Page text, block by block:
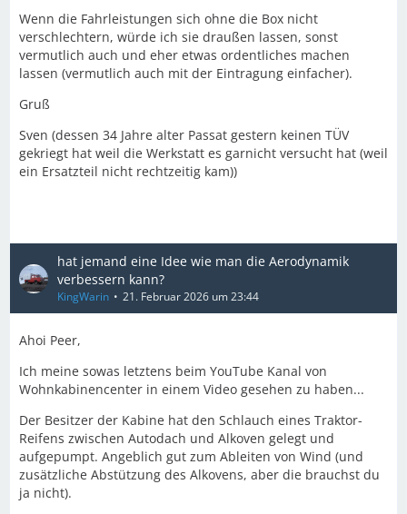
Wenn die Fahrleistungen sich ohne die Box nicht
verschlechtern, würde ich sie draußen lassen, sonst
vermutlich auch und eher etwas ordentliches machen
lassen (vermutlich auch mit der Eintragung einfacher).
Gruß
Sven (dessen 34 Jahre alter Passat gestern keinen TÜV
gekriegt hat weil die Werkstatt es garnicht versucht hat (weil
ein Ersatzteil nicht rechtzeitig kam))
hat jemand eine Idee wie man die Aerodynamik
verbessern kann?
KingWarin 21. Februar 2026 um 23:44
Ahoi Peer,
Ich meine sowas letztens beim YouTube Kanal von
Wohnkabinencenter in einem Video gesehen zu haben...
Der Besitzer der Kabine hat den Schlauch eines Traktor-
Reifens zwischen Autodach und Alkoven gelegt und
aufgepumpt. Angeblich gut zum Ableiten von Wind (und
zusätzliche Abstützung des Alkovens, aber die brauchst du
ja nicht).